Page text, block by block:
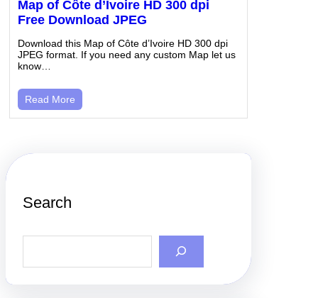
Map of Côte d’Ivoire HD 300 dpi
Free Download JPEG
Download this Map of Côte d’Ivoire HD 300 dpi
JPEG format. If you need any custom Map let us
know…
Read More
Search
S